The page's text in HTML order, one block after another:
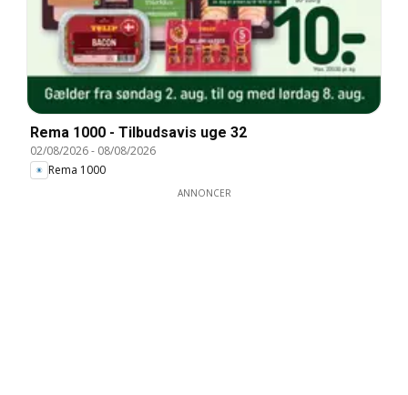
Rema 1000 - Tilbudsavis uge 32
02/08/2026- 08/08/2026
Rema 1000
ANNONCER